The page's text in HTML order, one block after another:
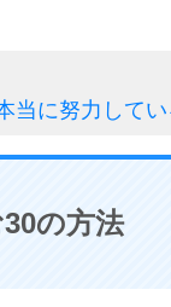
当に努力してい
の方法